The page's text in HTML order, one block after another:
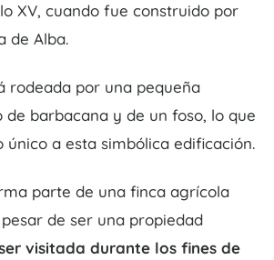
XV, cuando fue construido por
de Alba.
rodeada por una pequeña
de barbacana y de un foso, lo que
único a esta simbólica edificación.
parte de una finca agrícola
de ser una propiedad
visitada durante los fines de